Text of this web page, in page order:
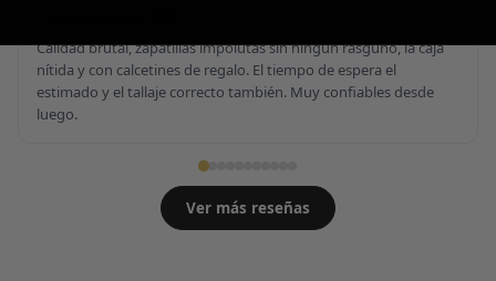
Calidad brutal, zapatillas impolutas sin ningún rasguño, la caja
nítida y con calcetines de regalo. El tiempo de espera el
estimado y el tallaje correcto también. Muy confiables desde
luego.
Ver más reseñas